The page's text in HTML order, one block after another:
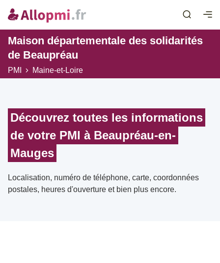
Maison départementale des solidarités
de Beaupréau
PMI Maine-et-Loire
Découvrez toutes les informations
de votre PMI à Beaupréau-en-
Mauges
Localisation, numéro de téléphone, carte, coordonnées
postales, heures d'ouverture et bien plus encore.